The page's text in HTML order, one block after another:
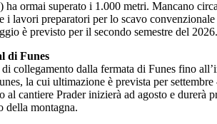
ormai superato i 1.000 metri. Mancano
lavori preparatori per lo scavo
è previsto per il secondo semestre del 2026.
di Funes
collegamento dalla fermata di Funes fino
la cui ultimazione è prevista per
cantiere Prader inizierà ad agosto e
della montagna.